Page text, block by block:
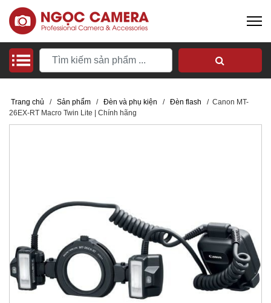
Trang chủ / Sản phẩm / Đèn và phụ kiện / Đèn flash / Canon MT-
26EX-RT Macro Twin Lite | Chính hãng